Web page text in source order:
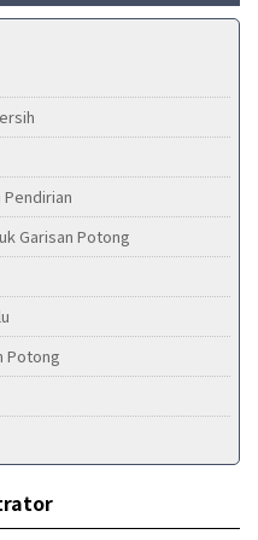
Garisan Potong
Potong